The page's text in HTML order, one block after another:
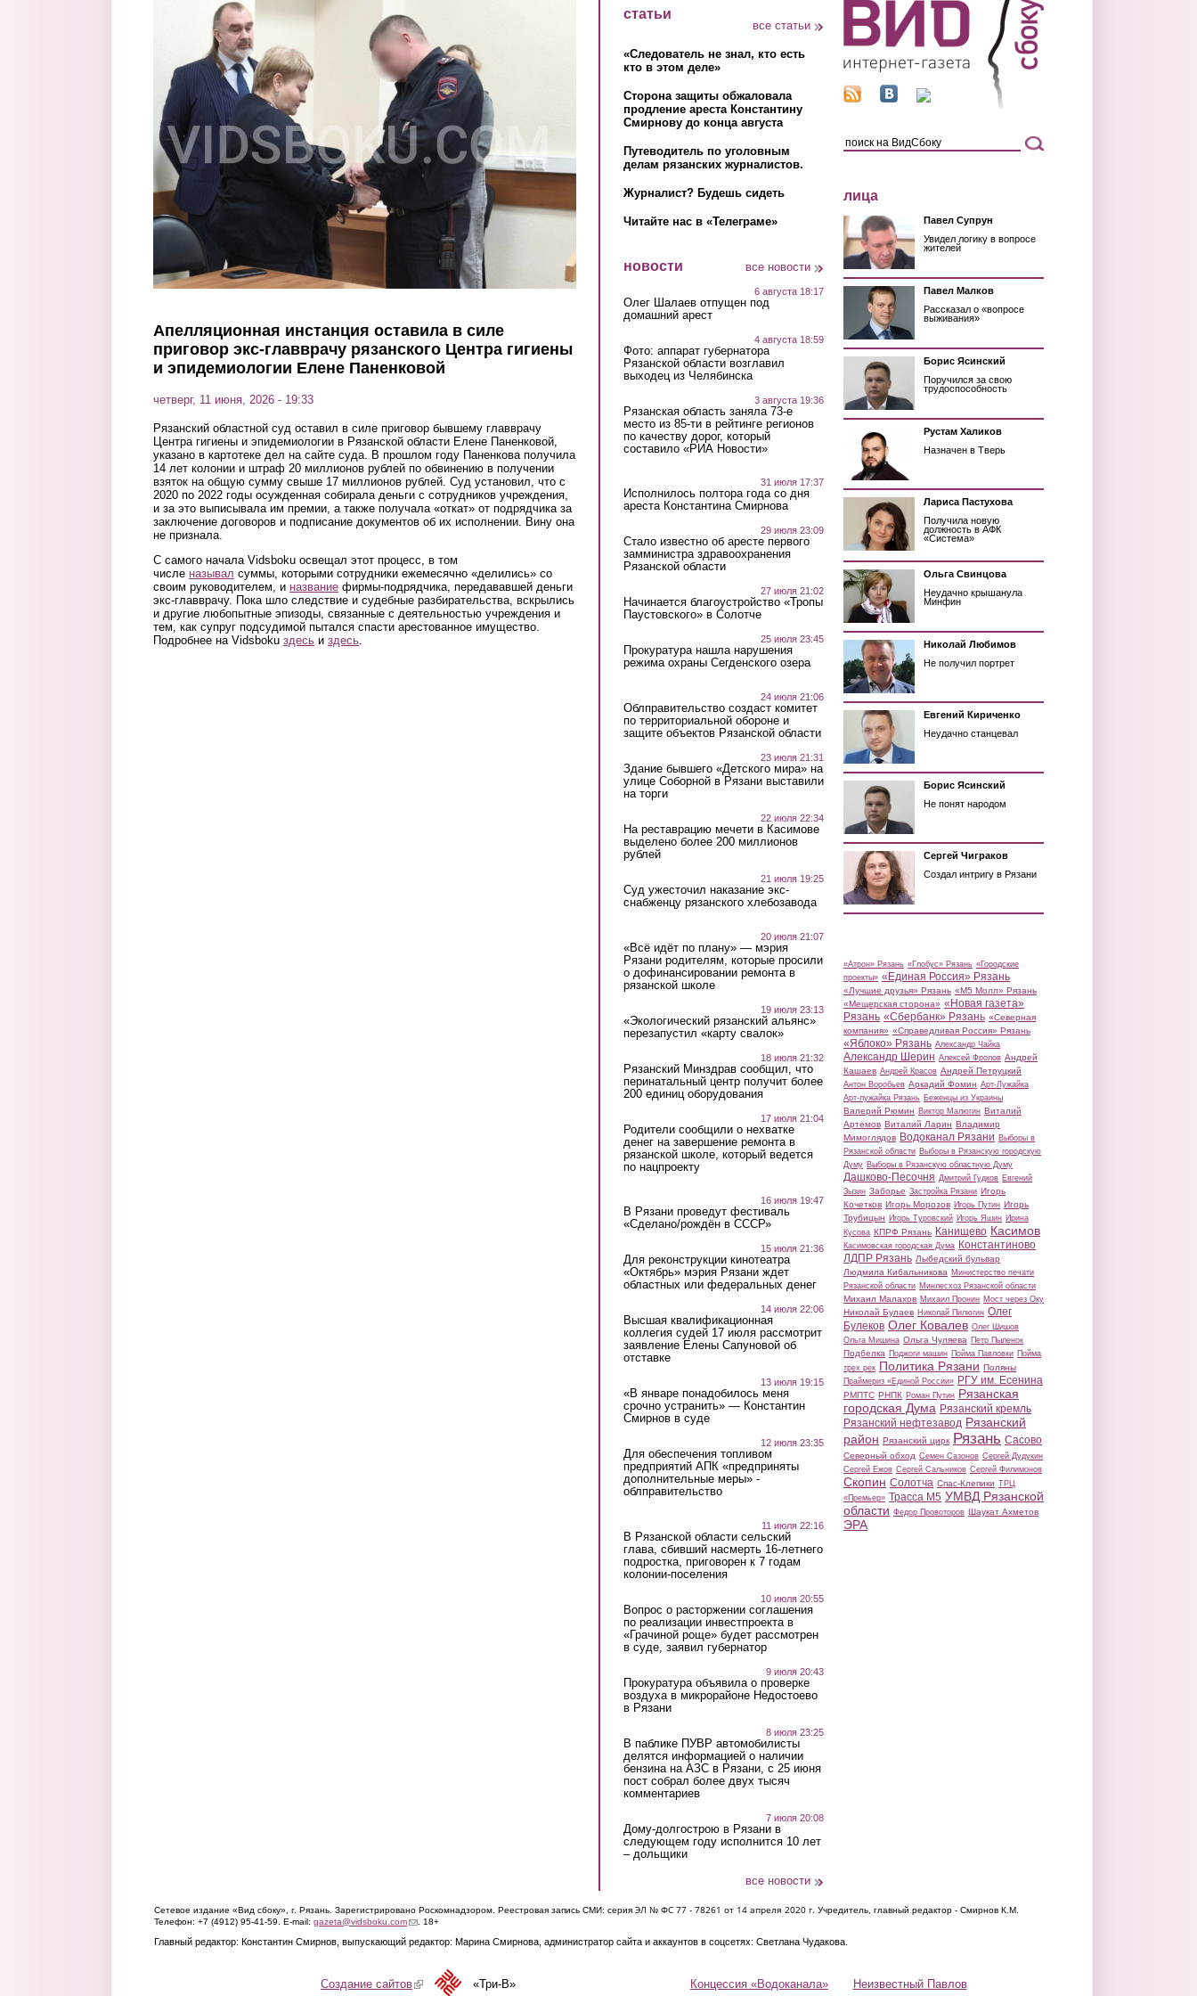
Апелляционная инстанция оставила в силе
приговор экс-главврачу рязанского Центра гигиены
и эпидемиологии Елене Паненковой
четверг, 11 июня, 2026 - 19:33
Рязанский областной суд оставил в силе приговор бывшему главврачу
Центра гигиены и эпидемиологии в Рязанской области Елене Паненковой,
указано в картотеке дел на сайте суда. В прошлом году Паненкова получила
14 лет колонии и штраф 20 миллионов рублей по обвинению в получении
взяток на общую сумму свыше 17 миллионов рублей. Суд установил, что с
2020 по 2022 годы осужденная собирала деньги с сотрудников учреждения,
и за это выписывала им премии, а также получала «откат» от подрядчика за
заключение договоров и подписание документов об их исполнении. Вину она
не признала.
С самого начала Vidsboku освещал этот процесс, в том
числе называл суммы, которыми сотрудники ежемесячно «делились» со
своим руководителем, и название фирмы-подрядчика, передававшей деньги
экс-главврачу. Пока шло следствие и судебные разбирательства, вскрылись
и другие любопытные эпизоды, связанные с деятельностью учреждения и
тем, как супруг подсудимой пытался спасти арестованное имущество.
Подробнее на Vidsboku здесь и здесь.
статьи
все статьи
«Следователь не знал, кто есть
кто в этом деле»
Сторона защиты обжаловала
продление ареста Константину
Смирнову до конца августа
Путеводитель по уголовным
делам рязанских журналистов.
Журналист? Будешь сидеть
Читайте нас в «Телеграме»
новости все новости
6 августа 18:17
Олег Шалаев отпущен под
домашний арест
4 августа 18:59
Фото: аппарат губернатора
Рязанской области возглавил
выходец из Челябинска
3 августа 19:36
Рязанская область заняла 73-е
место из 85-ти в рейтинге регионов
по качеству дорог, который
составило «РИА Новости»
31 июля 17:37
Исполнилось полтора года со дня
ареста Константина Смирнова
29 июля 23:09
Стало известно об аресте первого
замминистра здравоохранения
Рязанской области
27 июля 21:02
Начинается благоустройство «Тропы
Паустовского» в Солотче
25 июля 23:45
Прокуратура нашла нарушения
режима охраны Сегденского озера
24 июля 21:06
Облправительство создаст комитет
по территориальной обороне и
защите объектов Рязанской области
23 июля 21:31
Здание бывшего «Детского мира» на
улице Соборной в Рязани выставили
на торги
22 июля 22:34
На реставрацию мечети в Касимове
выделено более 200 миллионов
рублей
21 июля 19:25
Суд ужесточил наказание экс-
снабженцу рязанского хлебозавода
20 июля 21:07
«Всё идёт по плану» — мэрия
Рязани родителям, которые просили
о дофинансировании ремонта в
рязанской школе
19 июля 23:13
«Экологический рязанский альянс»
перезапустил «карту свалок»
18 июля 21:32
Рязанский Минздрав сообщил, что
перинатальный центр получит более
200 единиц оборудования
17 июля 21:04
Родители сообщили о нехватке
денег на завершение ремонта в
рязанской школе, который ведется
по нацпроекту
16 июля 19:47
В Рязани проведут фестиваль
«Сделано/рождён в СССР»
15 июля 21:36
Для реконструкции кинотеатра
«Октябрь» мэрия Рязани ждет
областных или федеральных денег
14 июля 22:06
Высшая квалификационная
коллегия судей 17 июля рассмотрит
заявление Елены Сапуновой об
отставке
13 июля 19:15
«В январе понадобилось меня
срочно устранить» — Константин
Смирнов в суде
12 июля 23:35
Для обеспечения топливом
предприятий АПК «предприняты
дополнительные меры» -
облправительство
11 июля 22:16
В Рязанской области сельский
глава, сбивший насмерть 16-летнего
подростка, приговорен к 7 годам
колонии-поселения
10 июля 20:55
Вопрос о расторжении соглашения
по реализации инвестпроекта в
«Грачиной роще» будет рассмотрен
в суде, заявил губернатор
9 июля 20:43
Прокуратура объявила о проверке
воздуха в микрорайоне Недостоево
в Рязани
8 июля 23:25
В паблике ПУВР автомобилисты
делятся информацией о наличии
бензина на АЗС в Рязани, с 25 июня
пост собрал более двух тысяч
комментариев
7 июля 20:08
Дому-долгострою в Рязани в
следующем году исполнится 10 лет
– дольщики
все новости
лица
Павел Супрун
Увидел логику в вопросе
жителей
Павел Малков
Рассказал о «вопросе
выживания»
Борис Ясинский
Поручился за свою
трудоспособность
Рустам Халиков
Назначен в Тверь
Лариса Пастухова
Получила новую
должность в АФК
«Система»
Ольга Свинцова
Неудачно крышанула
Минфин
Николай Любимов
Не получил портрет
Евгений Кириченко
Неудачно станцевал
Борис Ясинский
Не понят народом
Сергей Чиграков
Создал интригу в Рязани
«Атрон» Рязань «Глобус» Рязань «Городские
проекты» «Единая Россия» Рязань
«Лучшие друзья» Рязань «М5 Молл» Рязань
«Мещерская сторона» «Новая газета»
Рязань «Сбербанк» Рязань «Северная
компания» «Справедливая Россия» Рязань
«Яблоко» Рязань Александр Чайка
Александр Шерин Алексей Фролов Андрей
Кашаев Андрей Красов Андрей Петруцкий
Антон Воробьев Аркадий Фомин Арт-Лужайка
Арт-лужайка Рязань Беженцы из Украины
Валерий Рюмин Виктор Малюгин Виталий
Артемов Виталий Ларин Владимир
Мимоглядов Водоканал Рязани Выборы в
Рязанской области Выборы в Рязанскую городскую
Думу Выборы в Рязанскую областную Думу
Дашково-Песочня Дмитрий Гудков Евгений
Зызин Заборье Застройка Рязани Игорь
Кочетков Игорь Морозов Игорь Путин Игорь
Трубицын Игорь Туровский Игорь Яшин Ирина
Кусова КПРФ Рязань Канищево Касимов
Касимовская городская Дума Константиново
ЛДПР Рязань Лыбедский бульвар
Людмила Кибальникова Министерство печати
Рязанской области Минлесхоз Рязанской области
Михаил Малахов Михаил Пронин Мост через Оку
Николай Булаев Николай Пилюгин Олег
Булеков Олег Ковалев Олег Шишов
Ольга Мишина Ольга Чуляева Петр Пыленок
Подбелка Поджоги машин Пойма Павловки Пойма
трех рек Политика Рязани Поляны
Праймериз «Единой России» РГУ им. Есенина
РМПТС РНПК Роман Путин Рязанская
городская Дума Рязанский кремль
Рязанский нефтезавод Рязанский
район Рязанский цирк Рязань Сасово
Северный обход Семен Сазонов Сергей Дудукин
Сергей Ежов Сергей Сальников Сергей Филимонов
Скопин Солотча Спас-Клепики ТРЦ
«Премьер» Трасса М5 УМВД Рязанской
области Федор Провоторов Шаукат Ахметов
ЭРА
Сетевое издание «Вид сбоку», г. Рязань. Зарегистрировано Роскомнадзором. Реестровая запись СМИ: серия ЭЛ № ФС 77 - 78261 от 14 апреля 2020 г. Учредитель, главный редактор - Смирнов К.М.
Телефон: +7 (4912) 95-41-59. E-mail: gazeta@vidsboku.com(link sends e-mail)
. 18+
Главный редактор: Константин Смирнов, выпускающий редактор: Марина Смирнова, администратор сайта и аккаунтов в соцсетях: Светлана Чудакова.
Концессия «Водоканала» Неизвестный Павлов
Создание сайтов(link is external)«Три-В»